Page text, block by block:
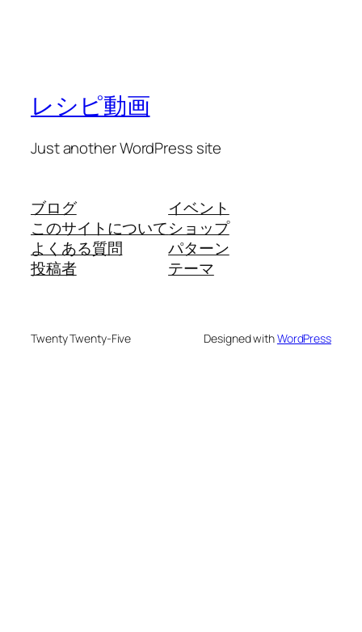
レシピ動画
Just another WordPress site
ブログ
このサイトについて
よくある質問
投稿者
イベント
ショップ
パターン
テーマ
Twenty Twenty-Five Designed withWordPress